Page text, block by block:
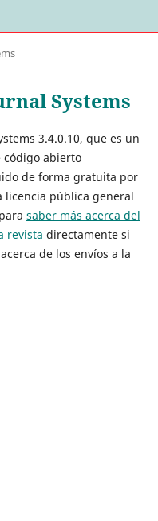
Systems
3.4.0.10, que es un
código abierto
de forma gratuita por
licencia pública general
saber más acerca del
revista directamente si
de los envíos a la